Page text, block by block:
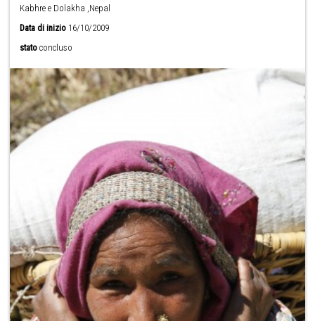
Kabhre e Dolakha ,Nepal
Data di inizio 16/10/2009
stato concluso